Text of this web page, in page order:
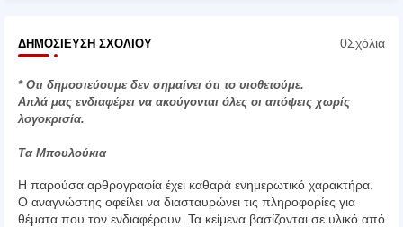
ΔΗΜΟΣΊΕΥΣΗ ΣΧΟΛΊΟΥ 0Σχόλια
* Οτι δημοσιεύουμε δεν σημαίνει ότι το υιοθετούμε.
Απλά μας ενδιαφέρει να ακούγονται όλες οι απόψεις χωρίς
λογοκρισία.
Τα Μπουλούκια
Η παρούσα αρθρογραφία έχει καθαρά ενημερωτικό χαρακτήρα.
Ο αναγνώστης οφείλει να διασταυρώνει τις πληροφορίες για
θέματα που τον ενδιαφέρουν. Τα κείμενα βασίζονται σε υλικό από